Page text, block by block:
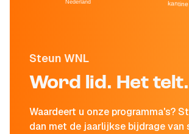
Steun WNL
Word lid. Het telt.
Waardeert u onze programma's?
dan met de jaarlijkse bijdrage van
Nederland kantine